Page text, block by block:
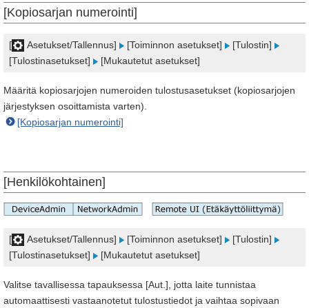
[Kopiosarjan numerointi]
[ Asetukset/Tallennus] [Toiminnon asetukset]
[Tulostin]
[Tulostinasetukset]
[Mukautetut asetukset]
Määritä kopiosarjojen numeroiden tulostusasetukset (kopiosarjojen
järjestyksen osoittamista varten).
[Kopiosarjan numerointi]
[Henkilökohtainen]
[ Asetukset/Tallennus] [Toiminnon asetukset]
[Tulostin]
[Tulostinasetukset]
[Mukautetut asetukset]
Valitse tavallisessa tapauksessa [Aut.], jotta laite tunnistaa
automaattisesti vastaanotetut tulostustiedot ja vaihtaa sopivaan